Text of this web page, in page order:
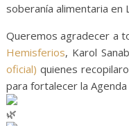
soberanía alimentaria en
Queremos agradecer a
Hemisferios, Karol
oficial) quienes
para fortalecer la